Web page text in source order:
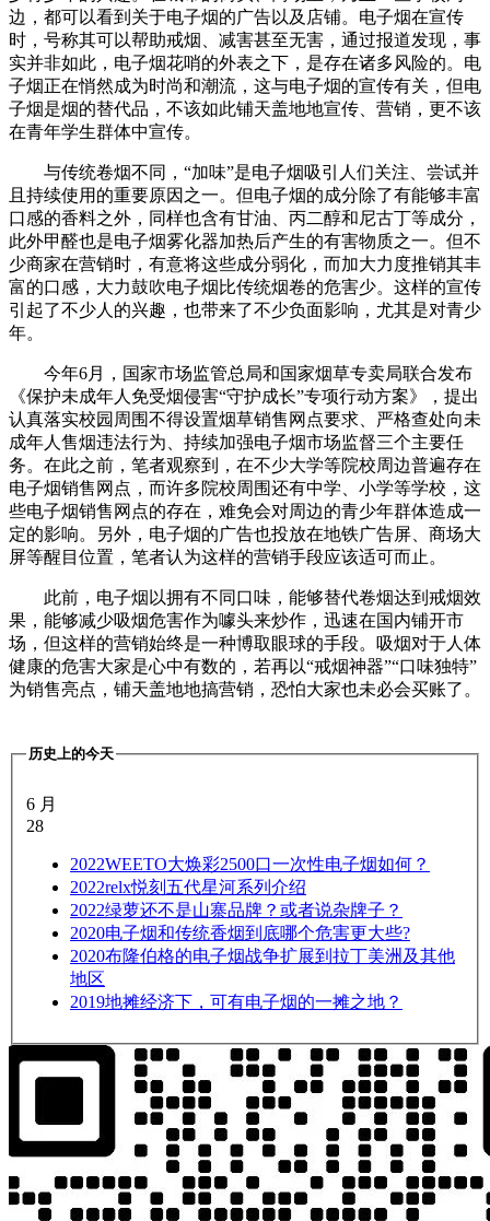
边，都可以看到关于电子烟的广告以及店铺。电子烟在宣传
时，号称其可以帮助戒烟、减害甚至无害，通过报道发现，事
实并非如此，电子烟花哨的外表之下，是存在诸多风险的。电
子烟正在悄然成为时尚和潮流，这与电子烟的宣传有关，但电
子烟是烟的替代品，不该如此铺天盖地地宣传、营销，更不该
在青年学生群体中宣传。
与传统卷烟不同，“加味”是电子烟吸引人们关注、尝试并
且持续使用的重要原因之一。但电子烟的成分除了有能够丰富
口感的香料之外，同样也含有甘油、丙二醇和尼古丁等成分，
此外甲醛也是电子烟雾化器加热后产生的有害物质之一。但不
少商家在营销时，有意将这些成分弱化，而加大力度推销其丰
富的口感，大力鼓吹电子烟比传统烟卷的危害少。这样的宣传
引起了不少人的兴趣，也带来了不少负面影响，尤其是对青少
年。
今年6月，国家市场监管总局和国家烟草专卖局联合发布
《保护未成年人免受烟侵害“守护成长”专项行动方案》，提出
认真落实校园周围不得设置烟草销售网点要求、严格查处向未
成年人售烟违法行为、持续加强电子烟市场监督三个主要任
务。在此之前，笔者观察到，在不少大学等院校周边普遍存在
电子烟销售网点，而许多院校周围还有中学、小学等学校，这
些电子烟销售网点的存在，难免会对周边的青少年群体造成一
定的影响。另外，电子烟的广告也投放在地铁广告屏、商场大
屏等醒目位置，笔者认为这样的营销手段应该适可而止。
此前，电子烟以拥有不同口味，能够替代卷烟达到戒烟效
果，能够减少吸烟危害作为噱头来炒作，迅速在国内铺开市
场，但这样的营销始终是一种博取眼球的手段。吸烟对于人体
健康的危害大家是心中有数的，若再以“戒烟神器”“口味独特”
为销售亮点，铺天盖地地搞营销，恐怕大家也未必会买账了。
历史上的今天
6 月
28
2022WEETO大焕彩2500口一次性电子烟如何？
2022relx悦刻五代星河系列介绍
2022绿萝还不是山寨品牌？或者说杂牌子？
2020电子烟和传统香烟到底哪个危害更大些?
2020布隆伯格的电子烟战争扩展到拉丁美洲及其他
地区
2019地摊经济下，可有电子烟的一摊之地？